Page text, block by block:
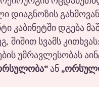
დიაგნოზის
კაბინეტში დგება
შიშით სვამს კითხვას:
უმრავლესობას
ან